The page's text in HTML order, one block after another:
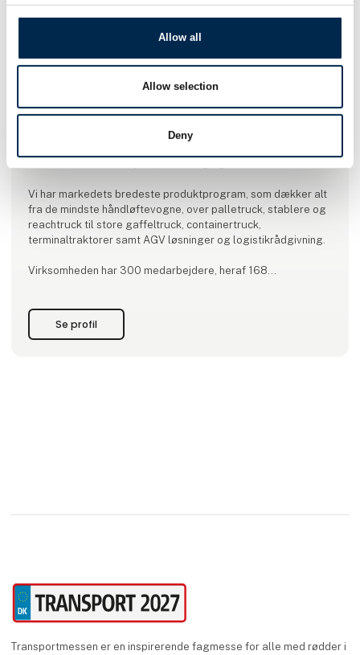
Allow all
Allow selection
Deny
Toyota Material Handling Danmark forhandler og servicerer
Vi har markedets bredeste produktprogram, som dækker alt
fra de mindste håndløftevogne, over palletruck, stablere og
reachtruck til store gaffeltruck, containertruck,
terminaltraktorer samt AGV løsninger og logistikrådgivning.
Virksomheden har 300 medarbejdere, heraf 168
Mere end hver 3. truck i Danmark leveres af Toyota Material
Handling.
Se profil
Transportmessen er en inspirerende fagmesse for alle med rødder i